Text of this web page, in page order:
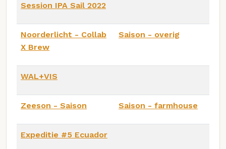
Session IPA Sail 2022
Noorderlicht - Collab
X Brew
Saison - overig
WAL+VIS
Zeeson - Saison Saison - farmhouse
Expeditie #5 Ecuador